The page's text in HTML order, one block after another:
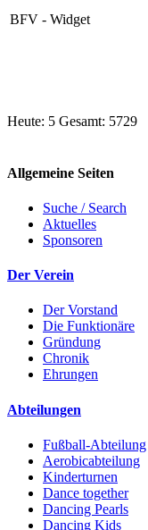
BFV - Widget
Heute: 5 Gesamt: 5729
Allgemeine Seiten
Suche / Search
Aktuelles
Sponsoren
Der Verein
Der Vorstand
Die Funktionäre
Gründung
Chronik
Ehrungen
Abteilungen
Fußball-Abteilung
Aerobicabteilung
Kinderturnen
Dance together
Dancing Pearls
Dancing Kids